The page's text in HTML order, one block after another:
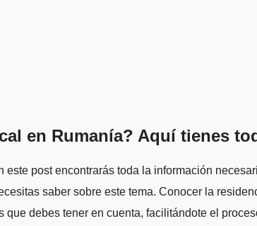
en Rumanía? Aquí tienes
saber sobre este tema. Conocer la
debes tener en cuenta, facilitándote el